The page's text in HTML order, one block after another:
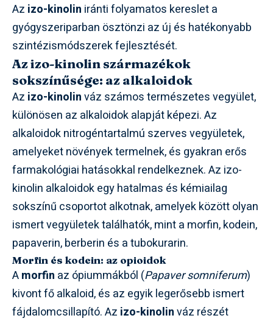
Az izo-kinolin iránti folyamatos kereslet a
gyógyszeriparban ösztönzi az új és hatékonyabb
szintézismódszerek fejlesztését.
Az izo-kinolin származékok
sokszínűsége: az alkaloidok
Az izo-kinolinváz számos természetes vegyület,
különösen az alkaloidok alapját képezi. Az
alkaloidok nitrogéntartalmú szerves vegyületek,
amelyeket növények termelnek, és gyakran erős
farmakológiai hatásokkal rendelkeznek. Az izo-
kinolin alkaloidok egy hatalmas és kémiailag
sokszínű csoportot alkotnak, amelyek között olyan
ismert vegyületek találhatók, mint a morfin, kodein,
papaverin, berberin és a tubokurarin.
Morfin és kodein: az opioidok
Amorfin az ópiummákból (Papaver somniferum)
kivont fő alkaloid, és az egyik legerősebb ismert
fájdalomcsillapító. Az izo-kinolinváz részét